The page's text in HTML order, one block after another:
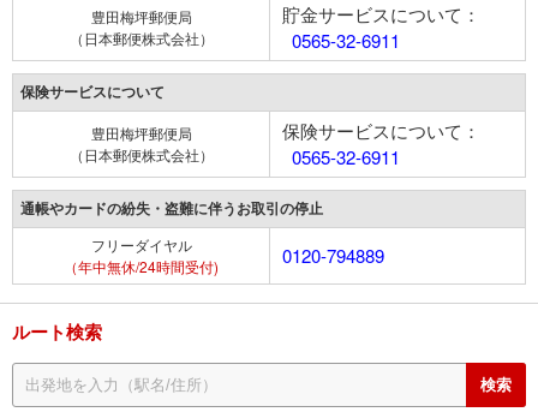
豊田梅坪郵便局
（日本郵便株式会社）
貯金サービスについて：
0565-32-6911
保険サービスについて
豊田梅坪郵便局
（日本郵便株式会社）
保険サービスについて：
0565-32-6911
通帳やカードの紛失・盗難に伴うお取引の停止
フリーダイヤル
（年中無休/24時間受付)
0120-794889
ルート検索